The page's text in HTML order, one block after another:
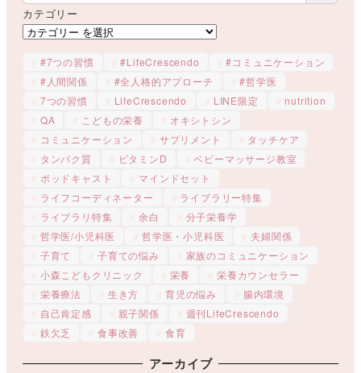
カテゴリー
#7つの習慣 #LifeCrescendo
#コミュニケーション
#人間関係
#全人格的アプローチ
#哲学医
7つの習慣
LifeCrescendo LINE限定
nutrition
QA
こどもの栄養
オキシトシン
コミュニケーション
サプリメント
タッチケア
タンパク質
ビタミンD
ベビーマッサージ教室
ポッドキャスト
マインドセット
ライフコーディネーター
ライブラリー特集
ライブラリ特集
余白
分子栄養学
哲学医/小児科医
哲学医・小児科医
夫婦関係
子育て
子育ての悩み
家族のコミュニケーション
小森こどもクリニック
栄養
栄養カウンセラー
栄養療法
生き方 育児の悩み
腸内環境
自己肯定感
親子関係
週刊LifeCrescendo
鉄欠乏
食事改善 食育
アーカイブ